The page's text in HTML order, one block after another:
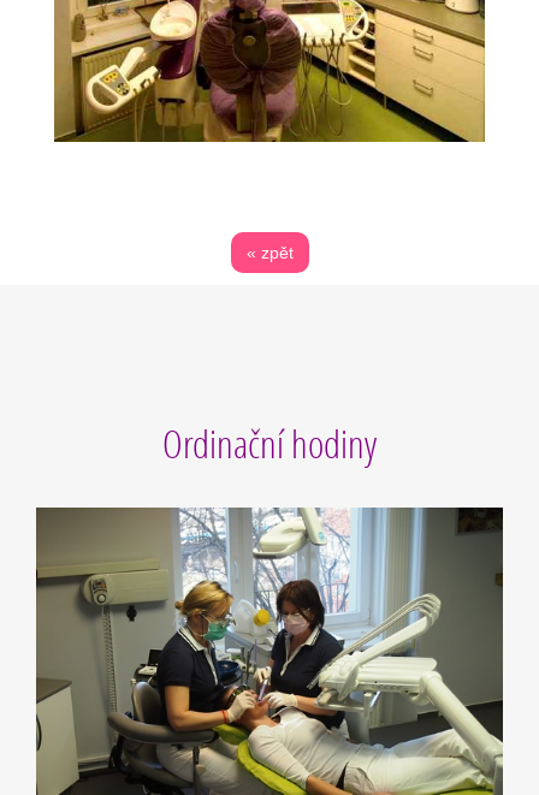
« zpět
Ordinační hodiny